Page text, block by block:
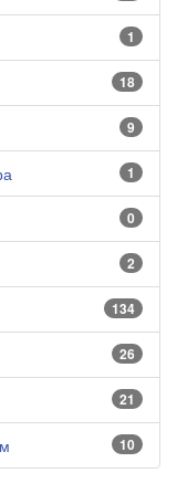
1
18
9
1
0
2
134
26
21
10